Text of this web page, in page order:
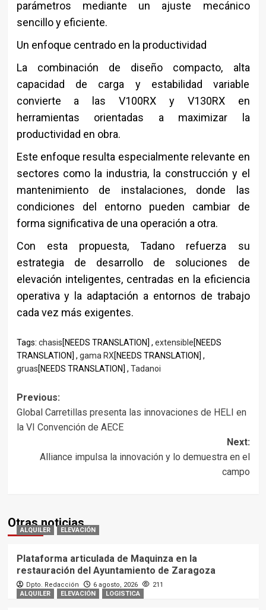
parámetros mediante un ajuste mecánico
sencillo y eficiente.
Un enfoque centrado en la productividad
La combinación de diseño compacto, alta
capacidad de carga y estabilidad variable
convierte a las V100RX y V130RX en
herramientas orientadas a maximizar la
productividad en obra.
Este enfoque resulta especialmente relevante en
sectores como la industria, la construcción y el
mantenimiento de instalaciones, donde las
condiciones del entorno pueden cambiar de
forma significativa de una operación a otra.
Con esta propuesta, Tadano refuerza su
estrategia de desarrollo de soluciones de
elevación inteligentes, centradas en la eficiencia
operativa y la adaptación a entornos de trabajo
cada vez más exigentes.
Tags: chasis[NEEDS TRANSLATION] , extensible[NEEDS
TRANSLATION] , gama RX[NEEDS TRANSLATION] ,
gruas[NEEDS TRANSLATION] , Tadanoi
Post
navigation
Previous:
Global Carretillas presenta las innovaciones de HELI en
la VI Convención de AECE
Next:
Alliance impulsa la innovación y lo demuestra en el
campo
Otras noticias
ALQUILER ELEVACIÓN
Plataforma articulada de Maquinza en la
restauración del Ayuntamiento de Zaragoza
Dpto. Redacción 6 agosto, 2026
211
ALQUILER
ELEVACIÓN LOGISTICA